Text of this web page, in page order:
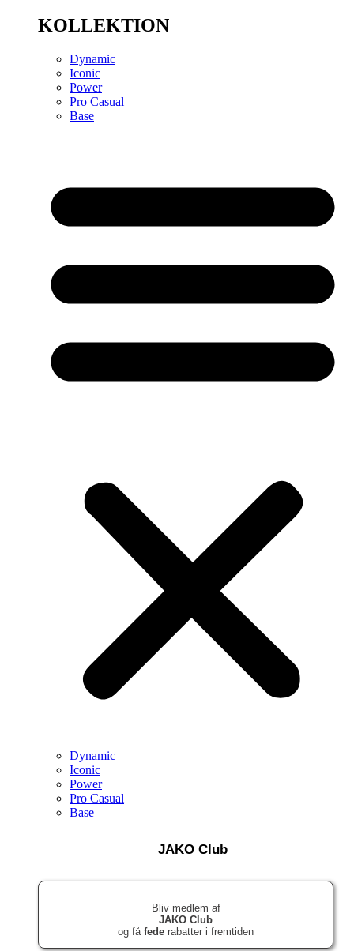
KOLLEKTION
Dynamic
Iconic
Power
Pro Casual
Base
Dynamic
Iconic
Power
Pro Casual
Base
JAKO Club
Bliv medlem af
JAKO Club
og fåfede rabatter i fremtiden